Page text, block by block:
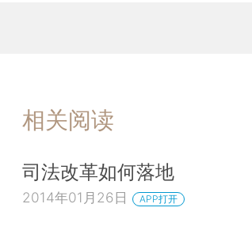
相关阅读
司法改革如何落地
2014年01月26日 APP打开